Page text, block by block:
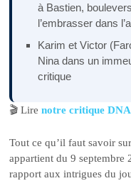
à Bastien,
l’embrasser dans
Karim et Victor
Nina dans un
critique
🎬 Lirenotre critique DNA
Tout ce qu’il faut savoir
appartient du 9 septembre
rapport aux intrigues du